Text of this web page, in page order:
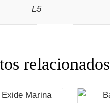
L5
relacionados